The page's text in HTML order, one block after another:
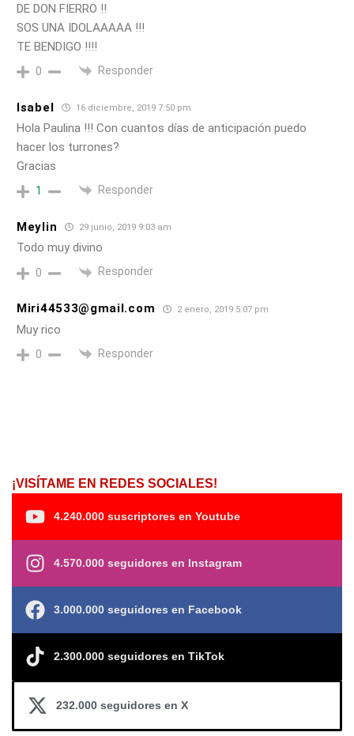
DE DON FIERRO !!
SOS UNA IDOLAAAAA !!!
TE BENDIGO !!!!
0 Responder
Isabel 16 diciembre, 2019 7:50 pm
Hola Paulina !!! Con cuantos días de anticipación puedo
hacer los turrones?
Gracias
1 Responder
Meylin 29 junio, 2019 9:03 am
Todo muy divino
0 Responder
Miri44533@gmail.com 2 enero, 2019 5:07 pm
Muy rico
0 Responder
¡VISÍTAME EN REDES SOCIALES!
4.240.000 suscriptores en Youtube
4.570.000 seguidores en Instagram
3.000.000 seguidores en Facebook
2.300.000 seguidores en TikTok
232.000 seguidores en X